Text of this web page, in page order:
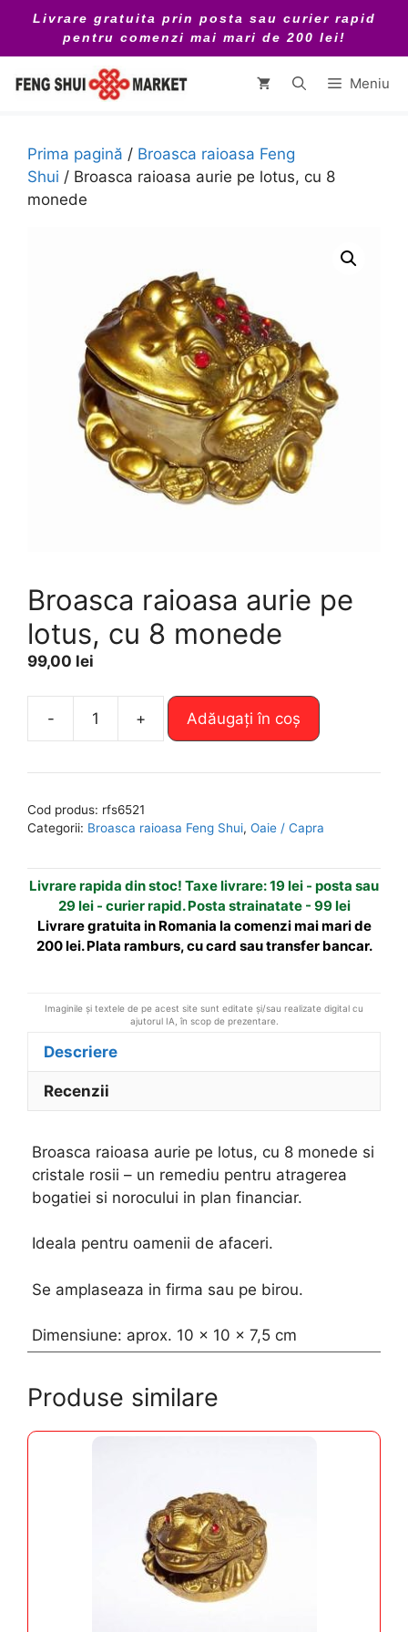
conținut
Livrare gratuita prin posta sau curier rapid
pentru comenzi mai mari de 200 lei!
Meniu
Prima pagină / Broasca raioasa Feng
Shui / Broasca raioasa aurie pe lotus, cu 8
monede
Broasca raioasa aurie pe
lotus, cu 8 monede
99,00 lei
-
Cantitate
raioasa
cu
8
monede
+ Adăugați în coș
e
n
t
i
Cod produs: rfs6521
Categorii: Broasca raioasa Feng Shui, Oaie / Capra
Livrare rapida din stoc! Taxe livrare: 19 lei - posta sau
29 lei - curier rapid. Posta strainatate - 99 lei
Livrare gratuita in Romania la comenzi mai mari de
200 lei. Plata ramburs, cu card sau transfer bancar.
Imaginile și textele de pe acest site sunt editate și/sau realizate digital cu
ajutorul IA, în scop de prezentare.
Descriere
Recenzii
Broasca raioasa aurie pe lotus, cu 8 monede si
cristale rosii – un remediu pentru atragerea
bogatiei si norocului in plan financiar.
Ideala pentru oamenii de afaceri.
Se amplaseaza in firma sau pe birou.
Dimensiune: aprox. 10 x 10 x 7,5 cm
Produse similare